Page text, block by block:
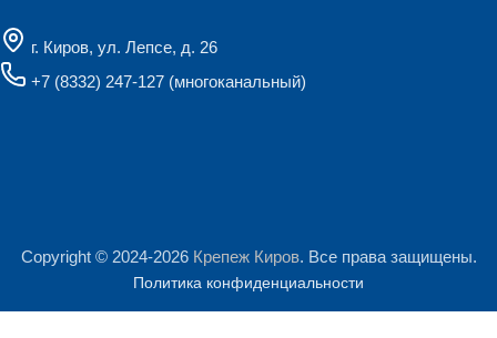
г. Киров, ул. Лепсе, д. 26
+7 (8332) 247-127 (многоканальный)
Copyright © 2024-2026 Крепеж Киров. Все права защищены.
Политика конфиденциальности